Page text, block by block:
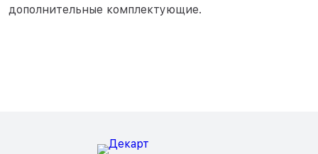
дополнительные комплектующие.